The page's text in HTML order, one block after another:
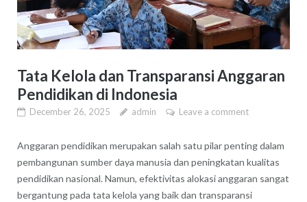
Tata Kelola dan Transparansi Anggaran
Pendidikan di Indonesia
December 26, 2025 admin Leave a comment
Anggaran pendidikan merupakan salah satu pilar penting dalam
pembangunan sumber daya manusia dan peningkatan kualitas
pendidikan nasional. Namun, efektivitas alokasi anggaran sangat
bergantung pada tata kelola yang baik dan transparansi